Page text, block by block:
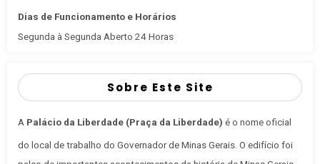
Dias de Funcionamento e Horários
Segunda à Segunda Aberto 24 Horas
Sobre Este Site
A Palácio da Liberdade (Praça da Liberdade) é o nome oficial
do local de trabalho do Governador de Minas Gerais . O edifício foi